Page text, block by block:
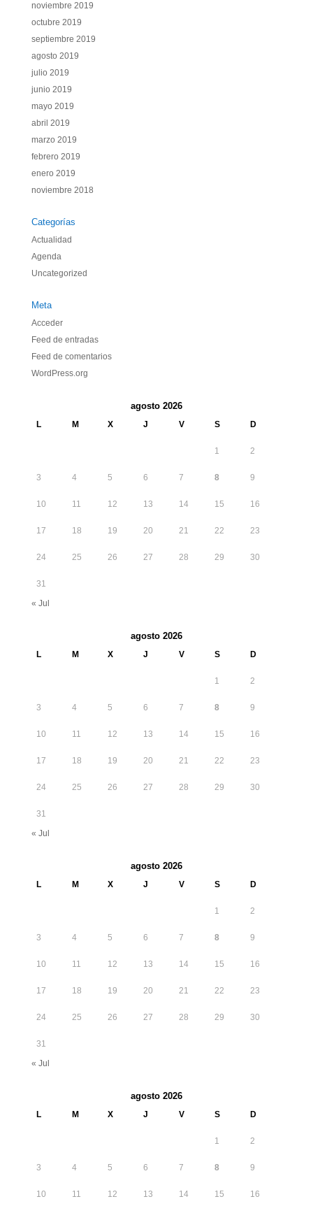
noviembre 2019
octubre 2019
septiembre 2019
agosto 2019
julio 2019
junio 2019
mayo 2019
abril 2019
marzo 2019
febrero 2019
enero 2019
noviembre 2018
Categorías
Actualidad
Agenda
Uncategorized
Meta
Acceder
Feed de entradas
Feed de comentarios
WordPress.org
agosto 2026
L M X J V S D
1 2
3 4 5 6 7 8 9
10 11 12 13 14 15 16
17 18 19 20 21 22 23
24 25 26 27 28 29 30
31
« Jul
agosto 2026
L M X J V S D
1 2
3 4 5 6 7 8 9
10 11 12 13 14 15 16
17 18 19 20 21 22 23
24 25 26 27 28 29 30
31
« Jul
agosto 2026
L M X J V S D
1 2
3 4 5 6 7 8 9
10 11 12 13 14 15 16
17 18 19 20 21 22 23
24 25 26 27 28 29 30
31
« Jul
agosto 2026
L M X J V S D
1 2
3 4 5 6 7 8 9
10 11 12 13 14 15 16